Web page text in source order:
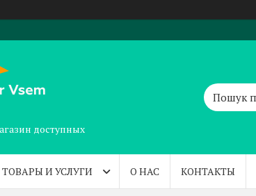
доступных
ТОВАРЫ И УСЛУГИ О НАС КОНТАКТЫ